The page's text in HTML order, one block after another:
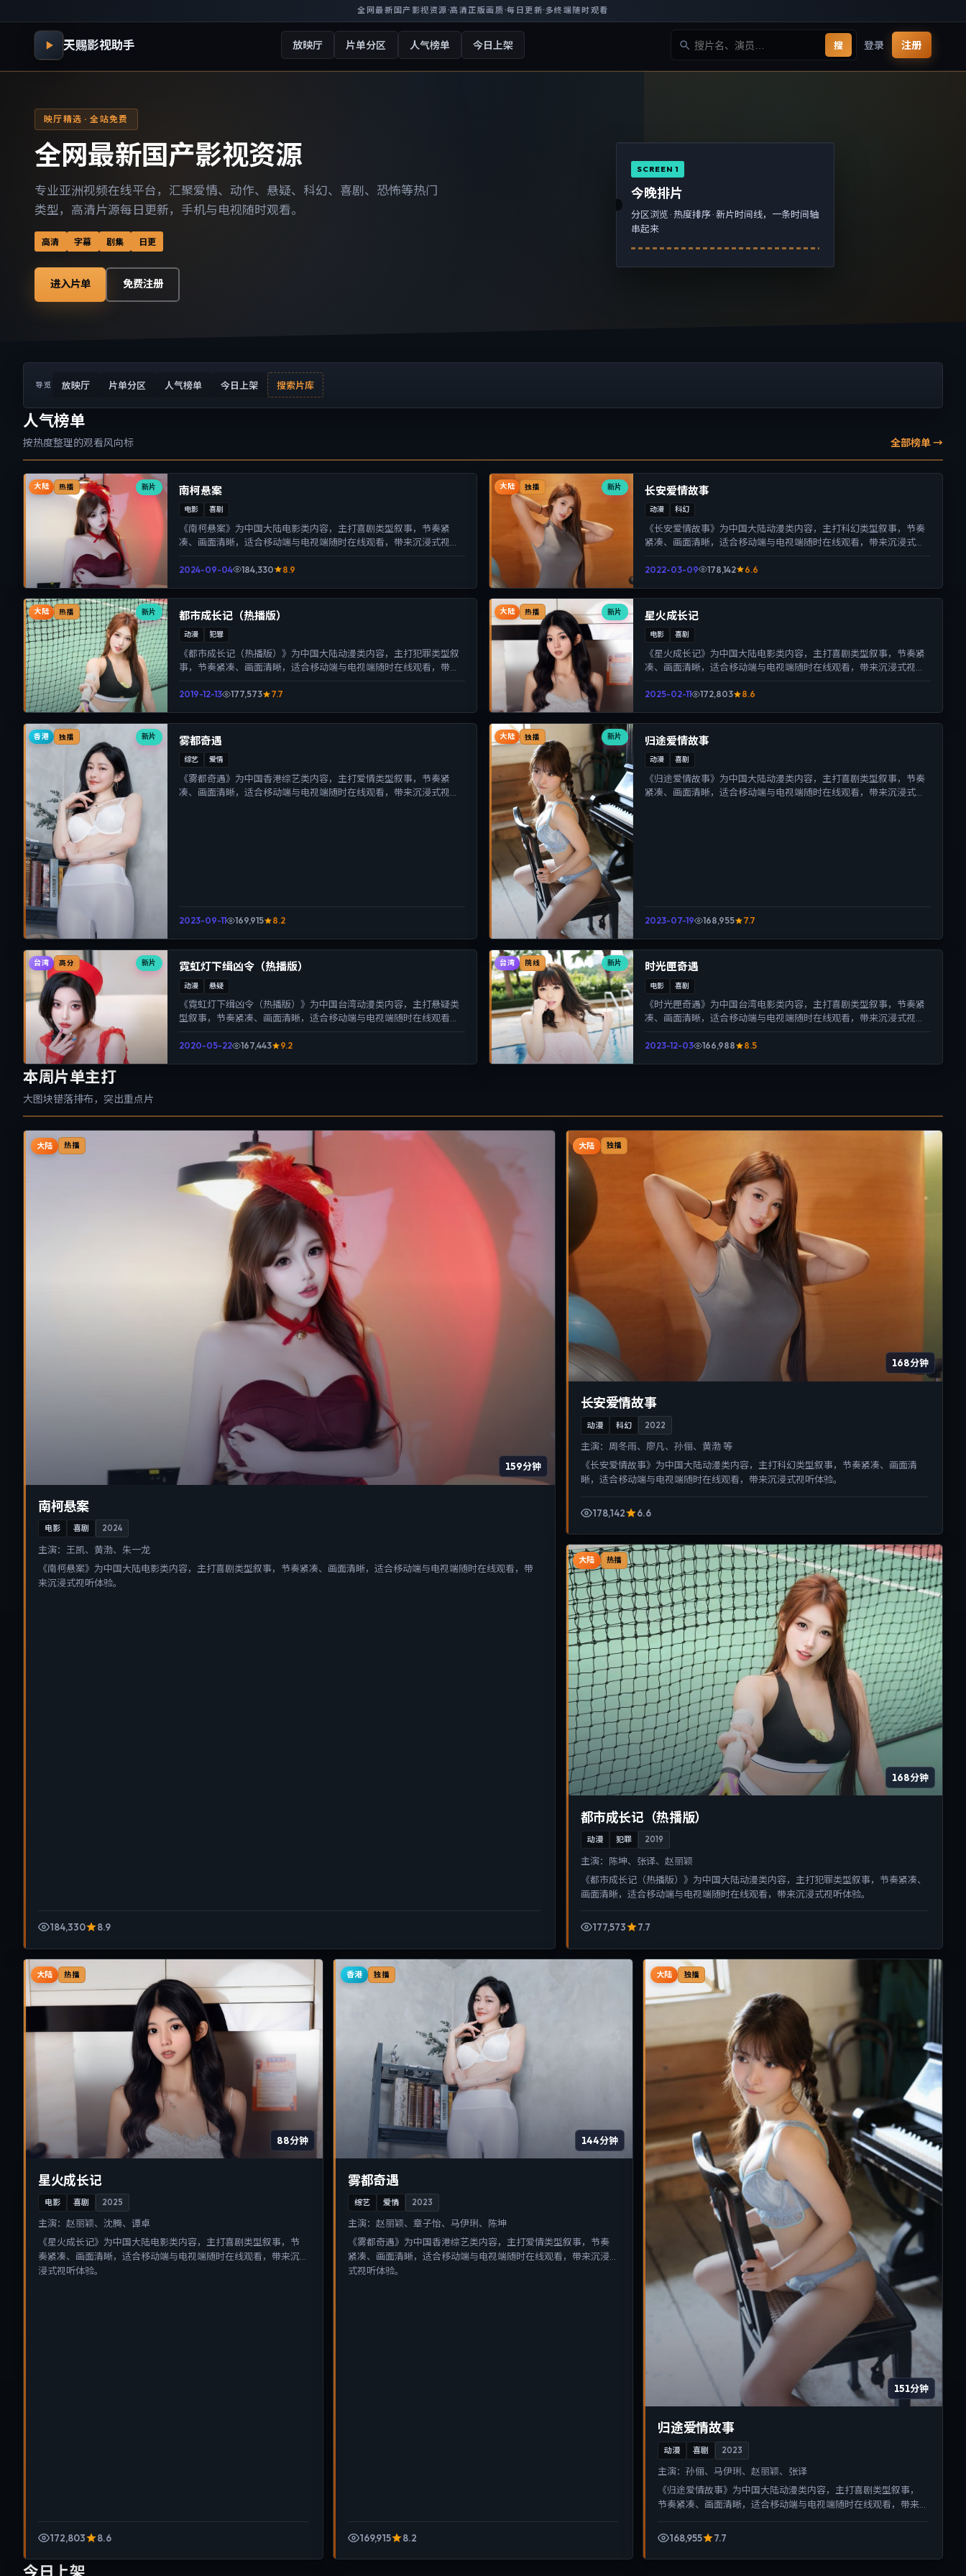
全网最新国产影视资源·高清正版画质·每日更新· 多终端随时观看
天赐影视助手 放映厅 片单分区 人气榜单 今日上架 搜 登录 注册
映厅精选 · 全站免费
全网最新国产影视资源
专业亚洲视频在线平台，汇聚爱情、动作、悬疑、科幻、喜剧、恐怖等热门
类型，高清片源每日更新，手机与电视随时观看。
高清 字幕 剧集 日更
进入片单 免费注册
SCREEN 1
今晚排片
分区浏览 · 热度排序 · 新片时间线，一条时间轴
串起来
导览 放映厅 片单分区 人气榜单 今日上架 搜索片库
人气榜单
按热度整理的观看风向标 全部榜单 →
新片
大陆 热播 南柯悬案
电影 喜剧
《南柯悬案》为中国大陆电影类内容，主打喜剧类型叙事，节奏紧
凑、画面清晰，适合移动端与电视端随时在线观看，带来沉浸式视听
2024-09-04 184,330 8.9
新片
大陆 独播 长安爱情故事
动漫 科幻
《长安爱情故事》为中国大陆动漫类内容，主打科幻类型叙事，节奏
紧凑、画面清晰，适合移动端与电视端随时在线观看，带来沉浸式视
2022-03-09 178,142 6.6
新片
大陆 热播 都市成长记（热播版）
动漫 犯罪
《都市成长记（热播版）》为中国大陆动漫类内容，主打犯罪类型叙
事，节奏紧凑、画面清晰，适合移动端与电视端随时在线观看，带来
2019-12-13 177,573 7.7
新片
大陆 热播 星火成长记
电影 喜剧
《星火成长记》为中国大陆电影类内容，主打喜剧类型叙事，节奏紧
凑、画面清晰，适合移动端与电视端随时在线观看，带来沉浸式视听
2025-02-11 172,803 8.6
新片
香港 独播 雾都奇遇
综艺 爱情
《雾都奇遇》为中国香港综艺类内容，主打爱情类型叙事，节奏紧
凑、画面清晰，适合移动端与电视端随时在线观看，带来沉浸式视听
2023-09-11 169,915 8.2
新片
大陆 独播 归途爱情故事
动漫 喜剧
《归途爱情故事》为中国大陆动漫类内容，主打喜剧类型叙事，节奏
紧凑、画面清晰，适合移动端与电视端随时在线观看，带来沉浸式视
2023-07-19 168,955 7.7
新片
台湾 高分 霓虹灯下缉凶令（热播版）
动漫 悬疑
《霓虹灯下缉凶令（热播版）》为中国台湾动漫类内容，主打悬疑类
型叙事，节奏紧凑、画面清晰，适合移动端与电视端随时在线观看，
2020-05-22 167,443 9.2
新片
台湾 院线 时光匣奇遇
电影 喜剧
《时光匣奇遇》为中国台湾电影类内容，主打喜剧类型叙事，节奏紧
凑、画面清晰，适合移动端与电视端随时在线观看，带来沉浸式视听
2023-12-03 166,988 8.5
本周片单主打
大图块错落排布，突出重点片
大陆 热播
159分钟
南柯悬案
电影 喜剧 2024
主演： 王凯、黄渤、朱一龙
《南柯悬案》为中国大陆电影类内容，主打喜剧类型叙事，节奏紧凑、画面清晰，适合移动端与电视端随时在线观看，带
来沉浸式视听体验。
184,330 8.9
大陆 独播
168分钟
长安爱情故事
动漫 科幻 2022
主演： 周冬雨、廖凡、孙俪、黄渤 等
《长安爱情故事》为中国大陆动漫类内容，主打科幻类型叙事，节奏紧凑、画面清
晰，适合移动端与电视端随时在线观看，带来沉浸式视听体验。
178,142 6.6
大陆 热播
168分钟
都市成长记（热播版）
动漫 犯罪 2019
主演： 陈坤、张译、赵丽颖
《都市成长记（热播版）》为中国大陆动漫类内容，主打犯罪类型叙事，节奏紧凑、
画面清晰，适合移动端与电视端随时在线观看，带来沉浸式视听体验。
177,573 7.7
大陆 热播
88分钟
星火成长记
电影 喜剧 2025
主演： 赵丽颖、沈腾、谭卓
《星火成长记》为中国大陆电影类内容，主打喜剧类型叙事，节
奏紧凑、画面清晰，适合移动端与电视端随时在线观看，带来沉
浸式视听体验。
172,803 8.6
香港 独播
144分钟
雾都奇遇
综艺 爱情 2023
主演：赵丽颖、章子怡、马伊琍、陈坤
《雾都奇遇》为中国香港综艺类内容，主打爱情类型叙事，节奏
紧凑、画面清晰，适合移动端与电视端随时在线观看，带来沉浸
式视听体验。
169,915 8.2
大陆 独播
151分钟
归途爱情故事
动漫 喜剧 2023
主演：孙俪、马伊琍、赵丽颖、张译
《归途爱情故事》为中国大陆动漫类内容，主打喜剧类型叙事，
节奏紧凑、画面清晰，适合移动端与电视端随时在线观看，带来
168,955
7.7
今日上架